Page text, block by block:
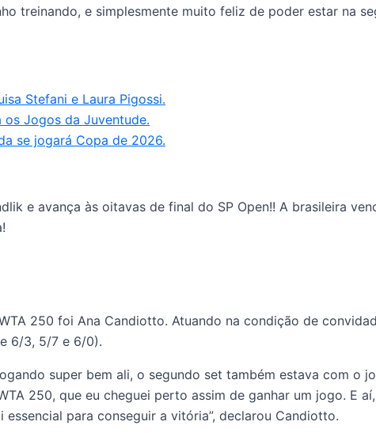
treinando, e simplesmente muito feliz de poder estar na
Stefani e Laura Pigossi.
os Jogos da Juventude.
se jogará Copa de 2026.
e avança às oitavas de final do SP Open!! A brasileira
250 foi Ana Candiotto. Atuando na condição de
6/3, 5/7 e 6/0).
super bem ali, o segundo set também estava com o
250, que eu cheguei perto assim de ganhar um jogo. E
para conseguir a vitória”, declarou Candiotto.